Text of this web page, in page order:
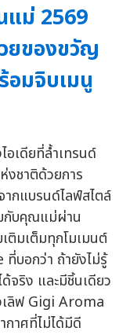
แม่ 2569
ยของขวัญ
มจิบเมนู
อเดียที่ล้ำเทรนด์
งชาติด้วยการ
กแบรนด์ไลฟ์สไตล์
กับคุณแม่ผ่าน
ติมเต็มทุกโมเมนต์
บอกว่า ถ้ายังไม่รู้
จริง และมีชิ้นเดียว
เลิฟ Gigi Aroma
าศที่ไม่ได้มีดี